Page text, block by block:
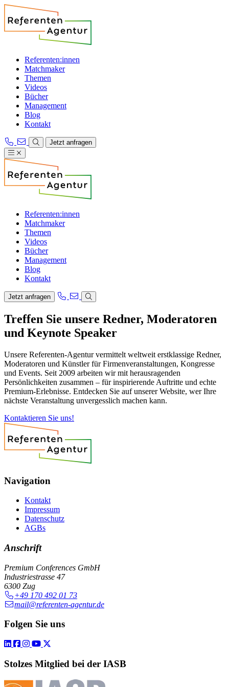
Referenten:innen
Matchmaker
Themen
Videos
Bücher
Management
Blog
Kontakt
Jetzt anfragen
Referenten:innen
Matchmaker
Themen
Videos
Bücher
Management
Blog
Kontakt
Jetzt anfragen
Treffen Sie unsere Redner, Moderatoren
und Keynote Speaker
Unsere Referenten-Agentur vermittelt weltweit erstklassige Redner,
Moderatoren und Künstler für Firmenveranstaltungen, Kongresse
und Events. Seit 2009 arbeiten wir mit herausragenden
Persönlichkeiten zusammen – für inspirierende Auftritte und echte
Premium-Erlebnisse. Entdecken Sie auf unserer Website, wer Ihre
nächste Veranstaltung unvergesslich machen kann.
Kontaktieren Sie uns!
Navigation
Kontakt
Impressum
Datenschutz
AGBs
Anschrift
Premium Conferences GmbH
Industriestrasse 47
6300 Zug
+49 170 492 01 73
mail@referenten-agentur.de
Folgen Sie uns
Stolzes Mitglied bei der IASB